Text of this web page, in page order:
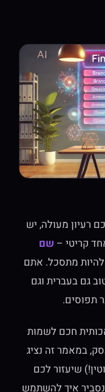
רעיון מעולה, יש
קריטי – שם
מתסכל. אתם
גם בעברית וגם
תפוסים.
חכם לשמות
במאמר זה נציג
שיעזור לכם
איך להשתמש